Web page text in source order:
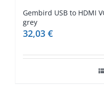
Gembird USB to HDMI
grey
32,03 €